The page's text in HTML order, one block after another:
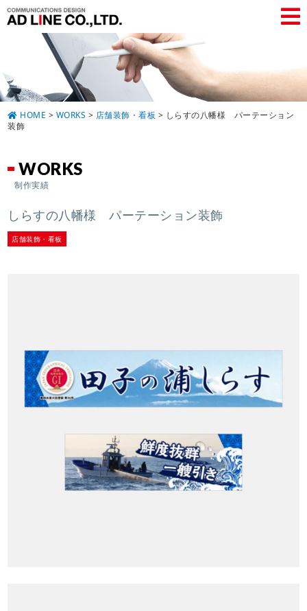
HOME > WORKS > 店舗装飾・看板 > しらすの八幡様 パーテーション
装飾
WORKS
制作実績
しらすの八幡様 パーテーション装飾
店舗装飾・看板